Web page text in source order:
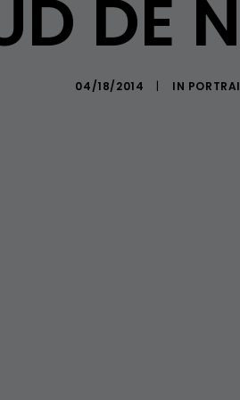
DE
04/18/2014 | IN